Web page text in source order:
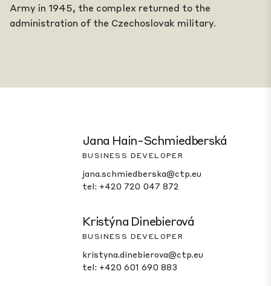
Army in 1945, the complex returned to the
administration of the Czechoslovak military.
Jana Hain-Schmiedberská
BUSINESS DEVELOPER
jana.schmiedberska@ctp.eu
tel: +420 720 047 872
Kristýna Dinebierová
BUSINESS DEVELOPER
kristyna.dinebierova@ctp.eu
tel: +420 601 690 883